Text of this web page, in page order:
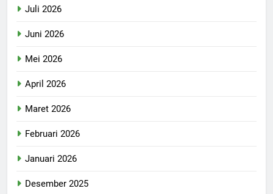
Juli 2026
Juni 2026
Mei 2026
April 2026
Maret 2026
Februari 2026
Januari 2026
Desember 2025